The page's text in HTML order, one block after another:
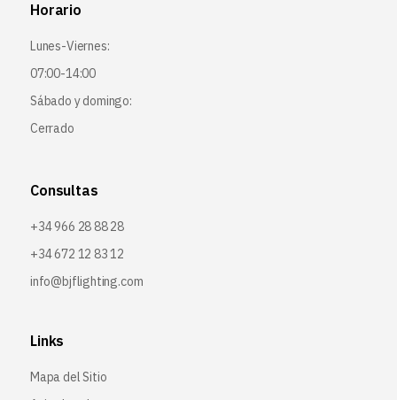
Horario
Lunes-Viernes:
07:00-14:00
Sábado y domingo:
Cerrado
Consultas
+34 966 28 88 28
+34 672 12 83 12
info@bjflighting.com
Links
Mapa del Sitio